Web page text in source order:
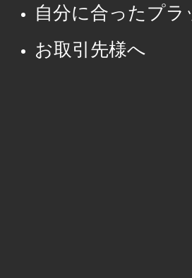
自分に合ったプ
お取引先様へ